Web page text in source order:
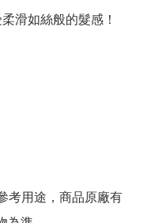
滑如絲般的髮感！
考用途，商品原廠有